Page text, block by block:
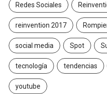
Redes Sociales
reinvention 2017
social media Spot
tecnología tendencias
youtube